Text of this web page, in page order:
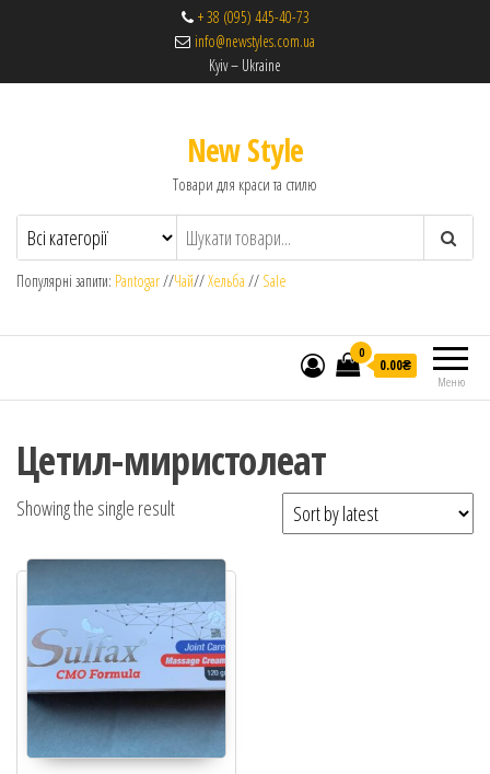
+ 38 (095) 445-40-73
info@newstyles.com.ua
Kyiv – Ukraine
New Style
Товари для краси та стилю
Популярні запити: Pantogar//Чай//Хельба // Sale
Меню
0
0.00₴
Цетил-миристолеат
Showing the single result